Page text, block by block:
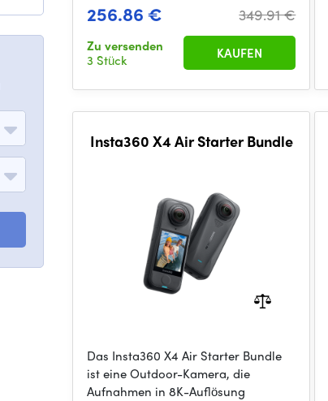
256.86 € 349.91 €
Zu versenden
3 Stück
KAUFEN
Insta360 X4 Air Starter Bundle
Das Insta360 X4 Air Starter Bundle
ist eine Outdoor-Kamera, die
Aufnahmen in 8K-Auflösung